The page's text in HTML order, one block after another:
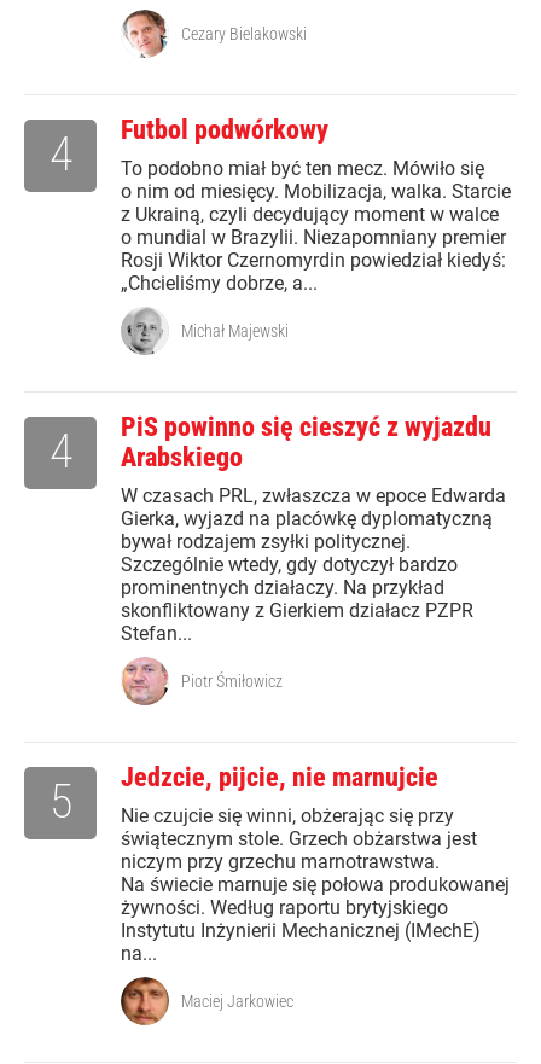
Cezary Bielakowski
Futbol podwórkowy
To podobno miał być ten mecz. Mówiło się
o nim od miesięcy. Mobilizacja, walka. Starcie
z Ukrainą, czyli decydujący moment w walce
o mundial w Brazylii. Niezapomniany premier
Rosji Wiktor Czernomyrdin powiedział kiedyś:
„Chcieliśmy dobrze, a...
4
Michał Majewski
PiS powinno się cieszyć z wyjazdu
Arabskiego
W czasach PRL, zwłaszcza w epoce Edwarda
Gierka, wyjazd na placówkę dyplomatyczną
bywał rodzajem zsyłki politycznej.
Szczególnie wtedy, gdy dotyczył bardzo
prominentnych działaczy. Na przykład
skonfliktowany z Gierkiem działacz PZPR
Stefan...
4
Piotr Śmiłowicz
Jedzcie, pijcie, nie marnujcie
Nie czujcie się winni, obżerając się przy
świątecznym stole. Grzech obżarstwa jest
niczym przy grzechu marnotrawstwa.
Na świecie marnuje się połowa produkowanej
żywności. Według raportu brytyjskiego
Instytutu Inżynierii Mechanicznej (IMechE)
na...
5
Maciej Jarkowiec